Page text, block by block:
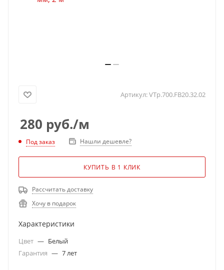
Артикул:VTp.700.FB20.32.02
280 руб./м
Под заказ Нашли дешевле?
КУПИТЬ В 1 КЛИК
Рассчитать доставку
Хочу в подарок
Характеристики
Цвет — Белый
Гарантия — 7 лет